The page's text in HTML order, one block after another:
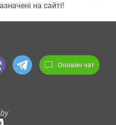
на сайті!
Онлайн чат